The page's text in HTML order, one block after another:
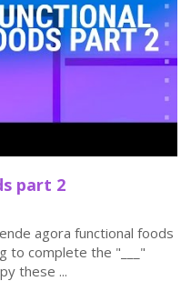
part 2
agora functional foods
to complete the "___"
these ...